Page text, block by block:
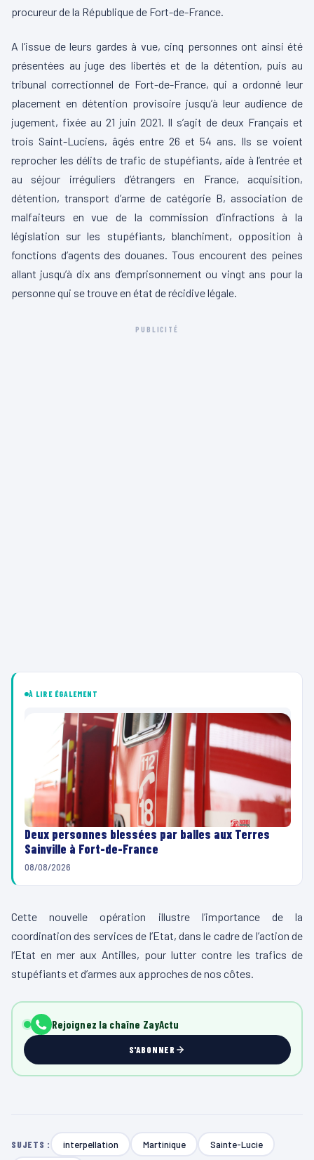
procureur de la République de Fort-de-France.
A l’issue de leurs gardes à vue, cinq personnes ont ainsi été
présentées au juge des libertés et de la détention, puis au
tribunal correctionnel de Fort-de-France, qui a ordonné leur
placement en détention provisoire jusqu’à leur audience de
jugement, fixée au 21 juin 2021. Il s’agit de deux Français et
trois Saint-Luciens, âgés entre 26 et 54 ans. Ils se voient
reprocher les délits de trafic de stupéfiants, aide à l’entrée et
au séjour irréguliers d’étrangers en France, acquisition,
détention, transport d’arme de catégorie B, association de
malfaiteurs en vue de la commission d’infractions à la
législation sur les stupéfiants, blanchiment, opposition à
fonctions d’agents des douanes. Tous encourent des peines
allant jusqu’à dix ans d’emprisonnement ou vingt ans pour la
personne qui se trouve en état de récidive légale.
PUBLICITÉ
À LIRE ÉGALEMENT
Deux personnes blessées par balles aux Terres
Sainville à Fort-de-France
08/08/2026
Cette nouvelle opération illustre l’importance de la
coordination des services de l’Etat, dans le cadre de l’action de
l’Etat en mer aux Antilles, pour lutter contre les trafics de
stupéfiants et d’armes aux approches de nos côtes.
Rejoignez la chaîne ZayActu
S'ABONNER
SUJETS : interpellation Martinique Sainte-Lucie